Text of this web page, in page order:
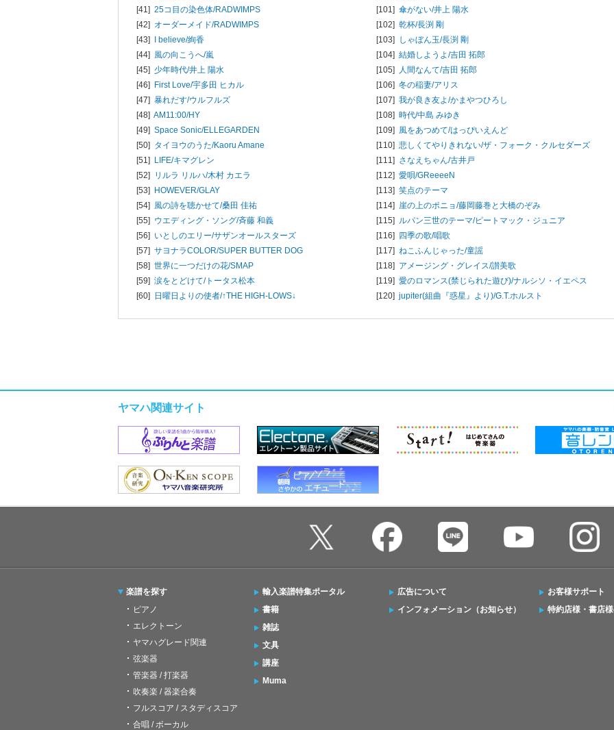
[41] 25コ目の染色体/RADWIMPS
[42] オーダーメイド/RADWIMPS
[43] I believe/絢香
[44] 風の向こうへ/嵐
[45] 少年時代/井上 陽水
[46] First Love/宇多田 ヒカル
[47] 暴れだす/ウルフルズ
[48] AM11:00/HY
[49] Space Sonic/ELLEGARDEN
[50] タイヨウのうた/Kaoru Amane
[51] LIFE/キマグレン
[52] リルラ リルハ/木村 カエラ
[53] HOWEVER/GLAY
[54] 風の詩を聴かせて/桑田 佳祐
[55] ウエディング・ソング/斉藤 和義
[56] いとしのエリー/サザンオールスターズ
[57] サヨナラCOLOR/SUPER BUTTER DOG
[58] 世界に一つだけの花/SMAP
[59] 涙をとどけて/トータス松本
[60] 日曜日よりの使者/↑THE HIGH-LOWS↓
[101] 傘がない/井上 陽水
[102] 乾杯/長渕 剛
[103] しゃぼん玉/長渕 剛
[104] 結婚しようよ/吉田 拓郎
[105] 人間なんて/吉田 拓郎
[106] 冬の稲妻/アリス
[107] 我が良き友よ/かまやつひろし
[108] 時代/中島 みゆき
[109] 風をあつめて/はっぴいえんど
[110] 悲しくてやりきれない/ザ・フォーク・クルセダーズ
[111] さなえちゃん/古井戸
[112] 愛唄/GReeeeN
[113] 笑点のテーマ
[114] 崖の上のポニョ/藤岡藤巻と大橋のぞみ
[115] ルパン三世のテーマ/ピートマック・ジュニア
[116] 四季の歌/唱歌
[117] ねこふんじゃった/童謡
[118] アメージング・グレイス/讃美歌
[119] 愛のロマンス(禁じられた遊び)/ナルシソ・イエペス
[120] jupiter(組曲『惑星』より)/G.T.ホルスト
ヤマハ関連サイト
楽譜を探す
ピアノ
エレクトーン
ヤマハグレード関連
弦楽器
管楽器 / 打楽器
吹奏楽 / 器楽合奏
フルスコア / スタディスコア
合唱 / ボーカル
輸入楽譜特集ポータル
書籍
雑誌
文具
講座
Muma
広告について
インフォメーション（お知らせ）
お客様サポート
特約店様・書店